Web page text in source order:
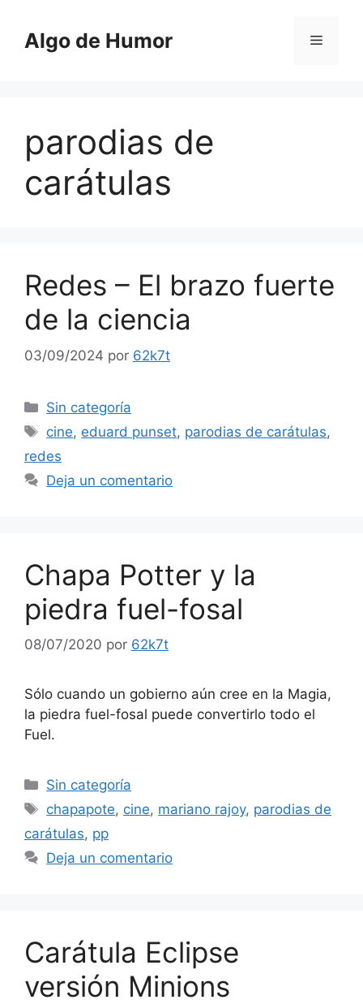
contenido
Algo de Humor Menú
parodias de
carátulas
Redes – El brazo fuerte
de la ciencia
03/09/2024 por 62k7t
Categorías
Sin categoría
Etiquetas
cine, eduard punset, parodias de carátulas,
redes
Deja un comentario
Chapa Potter y la
piedra fuel-fosal
08/07/2020 por 62k7t
Sólo cuando un gobierno aún cree en la Magia,
la piedra fuel-fosal puede convertirlo todo el
Fuel.
Categorías
Sin categoría
Etiquetas
chapapote, cine, mariano rajoy, parodias de
carátulas, pp
Deja un comentario
Carátula Eclipse
versión Minions